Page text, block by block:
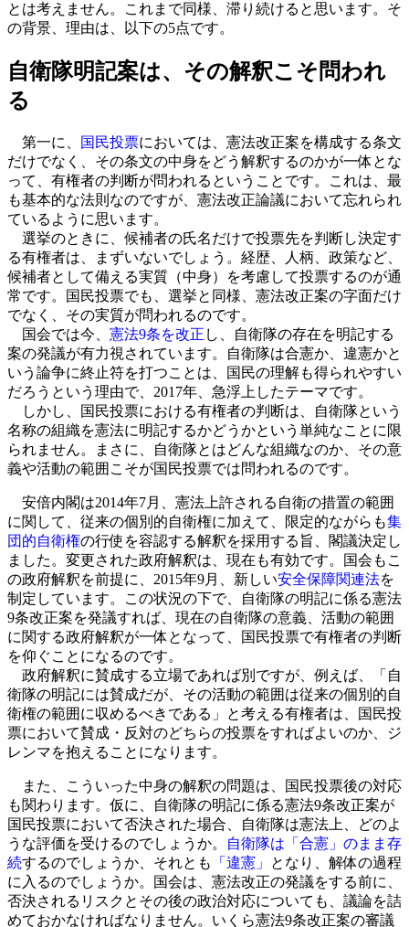
とは考えません。これまで同様、滞り続けると思います。そ
の背景、理由は、以下の5点です。
自衛隊明記案は、その解釈こそ問われ
る
第一に、 国民投票においては、憲法改正案を構成する条文
だけでなく、その条文の中身をどう解釈するのかが一体とな
って、有権者の判断が問われるということです。これは、最
も基本的な法則なのですが、憲法改正論議において忘れられ
ているように思います。
選挙のときに、候補者の氏名だけで投票先を判断し決定す
る有権者は、まずいないでしょう。経歴、人柄、政策など、
候補者として備える実質（中身）を考慮して投票するのが通
常です。国民投票でも、選挙と同様、憲法改正案の字面だけ
でなく、その実質が問われるのです。
国会では今、 憲法9条を改正 し、自衛隊の存在を明記する
案の発議が有力視されています。自衛隊は合憲か、違憲かと
いう論争に終止符を打つことは、国民の理解も得られやすい
だろうという理由で、2017年、急浮上したテーマです。
しかし、国民投票における有権者の判断は、自衛隊という
名称の組織を憲法に明記するかどうかという単純なことに限
られません。まさに、自衛隊とはどんな組織なのか、その意
義や活動の範囲こそが国民投票では問われるのです。
安倍内閣は2014年7月、憲法上許される自衛の措置の範囲
に関して、従来の個別的自衛権に加えて、限定的ながらも集
団的自衛権の行使を容認する解釈を採用する旨、閣議決定し
ました。変更された政府解釈は、現在も有効です。国会もこ
の政府解釈を前提に、2015年9月、新しい安全保障関連法を
制定しています。この状況の下で、自衛隊の明記に係る憲法
9条改正案を発議すれば、現在の自衛隊の意義、活動の範囲
に関する政府解釈が一体となって、国民投票で有権者の判断
を仰ぐことになるのです。
政府解釈に賛成する立場であれば別ですが、例えば、「自
衛隊の明記には賛成だが、その活動の範囲は従来の個別的自
衛権の範囲に収めるべきである」と考える有権者は、国民投
票において賛成・反対のどちらの投票をすればよいのか、ジ
レンマを抱えることになります。
また、こういった中身の解釈の問題は、国民投票後の対応
も関わります。仮に、自衛隊の明記に係る憲法9条改正案が
国民投票において否決された場合、自衛隊は憲法上、どのよ
うな評価を受けるのでしょうか。
自衛隊は「合憲」のまま存
続するのでしょうか、それとも 「違憲」
となり、解体の過程
に入るのでしょうか。国会は、憲法改正の発議をする前に、
否決されるリスクとその後の政治対応についても、議論を詰
めておかなければなりません。いくら憲法9条改正案の審議